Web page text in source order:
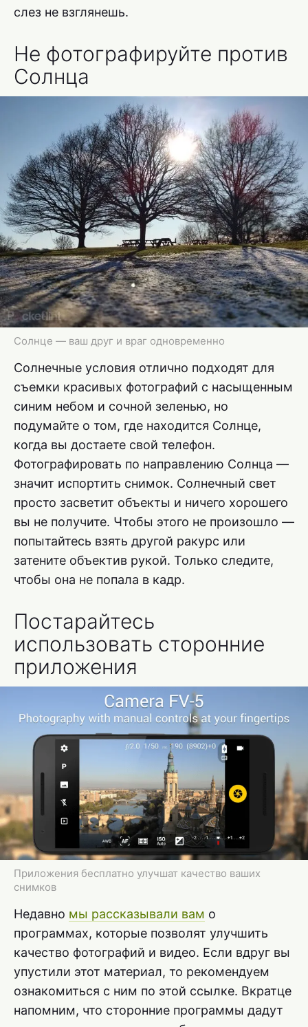
слез не взглянешь.
Не фотографируйте против
Солнца
Солнце — ваш друг и враг одновременно
Солнечные условия отлично подходят для
съемки красивых фотографий с насыщенным
синим небом и сочной зеленью, но
подумайте о том, где находится Солнце,
когда вы достаете свой телефон.
Фотографировать по направлению Солнца —
значит испортить снимок. Солнечный свет
просто засветит объекты и ничего хорошего
вы не получите. Чтобы этого не произошло —
попытайтесь взять другой ракурс или
затените объектив рукой. Только следите,
чтобы она не попала в кадр.
Постарайтесь
использовать сторонние
приложения
Приложения бесплатно улучшат качество ваших
снимков
Недавно мы рассказывали вам о
программах, которые позволят улучшить
качество фотографий и видео. Если вдруг вы
упустили этот материал, то рекомендуем
ознакомиться с ним по этой ссылке. Вкратце
напомним, что сторонние программы дадут